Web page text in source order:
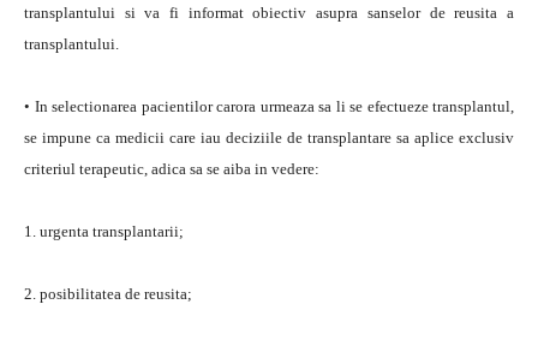
transplantului si va fi informat obiectiv asupra sanselor de reusita a
transplantului.
• In selectionarea pacientilor carora urmeaza sa li se efectueze transplantul,
se impune ca medicii care iau deciziile de transplantare sa aplice exclusiv
criteriul terapeutic, adica sa se aiba in vedere:
1. urgenta transplantarii;
2. posibilitatea de reusita;